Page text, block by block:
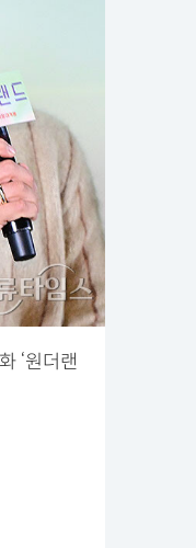
‘원더랜